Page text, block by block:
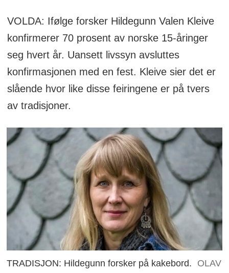
VOLDA: Ifølge forsker Hildegunn Valen Kleive
konfirmerer 70 prosent av norske 15-åringer
seg hvert år. Uansett livssyn avsluttes
konfirmasjonen med en fest. Kleive sier det er
slående hvor like disse feiringene er på tvers
av tradisjoner.
TRADISJON: Hildegunn forsker på kakebord.
OLAV